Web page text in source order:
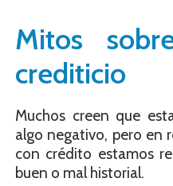
Mitos
crediticio
Muchos creen que
algo negativo, pero en
con crédito estamos
buen o mal historial.